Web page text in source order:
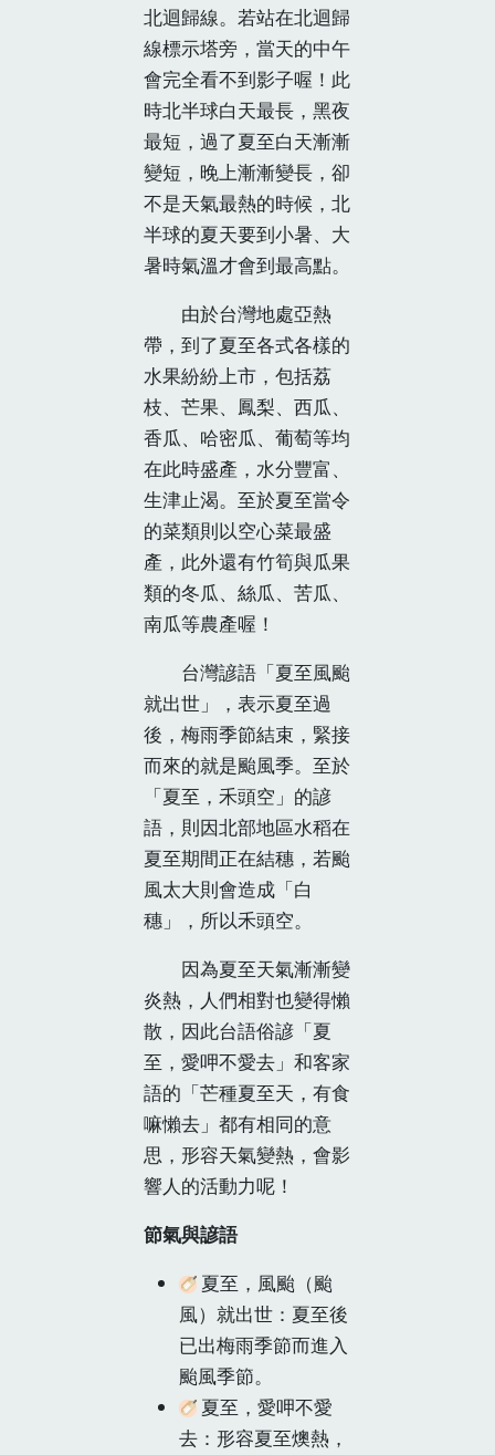
北迴歸線。若站在北迴歸
線標示塔旁，當天的中午
會完全看不到影子喔！此
時北半球白天最長，黑夜
最短，過了夏至白天漸漸
變短，晚上漸漸變長，卻
不是天氣最熱的時候，北
半球的夏天要到小暑、大
暑時氣溫才會到最高點。
由於台灣地處亞熱
帶，到了夏至各式各樣的
水果紛紛上市，包括荔
枝、芒果、鳳梨、西瓜、
香瓜、哈密瓜、葡萄等均
在此時盛產，水分豐富、
生津止渴。至於夏至當令
的菜類則以空心菜最盛
產，此外還有竹筍與瓜果
類的冬瓜、絲瓜、苦瓜、
南瓜等農產喔！
台灣諺語「夏至風颱
就出世」，表示夏至過
後，梅雨季節結束，緊接
而來的就是颱風季。至於
「夏至，禾頭空」的諺
語，則因北部地區水稻在
夏至期間正在結穗，若颱
風太大則會造成「白
穗」，所以禾頭空。
因為夏至天氣漸漸變
炎熱，人們相對也變得懶
散，因此台語俗諺「夏
至，愛呷不愛去」和客家
語的「芒種夏至天，有食
嘛懶去」都有相同的意
思，形容天氣變熱，會影
響人的活動力呢！
節氣與諺語
夏至，風颱（颱
風）就出世： 夏至後
已出梅雨季節而進入
颱風季節。
夏至，愛呷不愛
去： 形容夏至燠熱，